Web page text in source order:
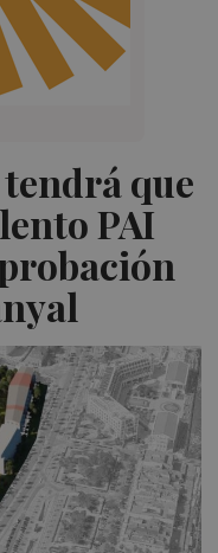
que
PAI